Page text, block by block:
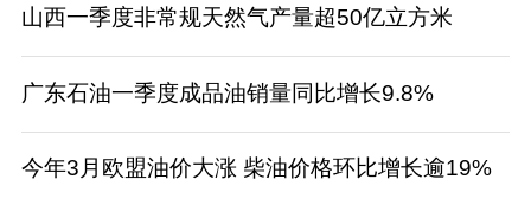
山西一季度非常规天然气产量超50亿立方米
广东石油一季度成品油销量同比增长9.8%
今年3月欧盟油价大涨 柴油价格环比增长逾19%